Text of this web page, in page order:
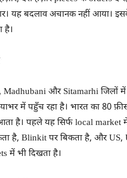
यह बदलाव अचानक नहीं आया।
है।
Madhubani और Sitamarhi जिलों में
में पहुँच रहा है। भारत का 80
है। पहले यह सिर्फ local market
है, Blinkit पर बिकता है, और
में भी दिखता है।